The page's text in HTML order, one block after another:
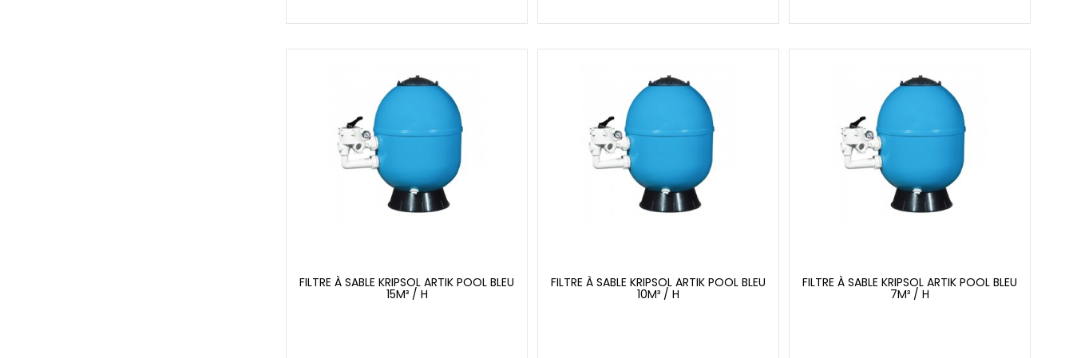
FILTRE À SABLE KRIPSOL ARTIK POOL BLEU
15M³ / H
FILTRE À SABLE KRIPSOL ARTIK POOL BLEU
10M³ / H
FILTRE À SABLE KRIPSOL ARTIK POOL BLEU
7M³ / H